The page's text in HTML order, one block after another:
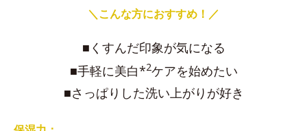
＼こんな方におすすめ！／
■くすんだ印象が気になる
■手軽に美白*2ケアを始めたい
■さっぱりした洗い上がりが好き